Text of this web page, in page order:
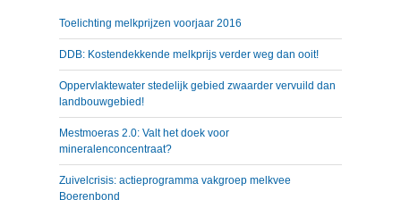
Toelichting melkprijzen voorjaar 2016
DDB: Kostendekkende melkprijs verder weg dan ooit!
Oppervlaktewater stedelijk gebied zwaarder vervuild dan
landbouwgebied!
Mestmoeras 2.0: Valt het doek voor
mineralenconcentraat?
Zuivelcrisis: actieprogramma vakgroep melkvee
Boerenbond